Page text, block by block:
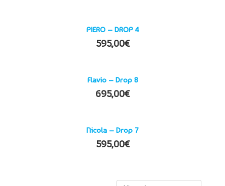
PIERO – DROP 4
595,00€
Flavio – Drop 8
695,00€
Nicola – Drop 7
595,00€